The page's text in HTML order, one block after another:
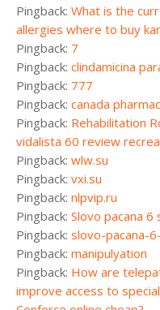
Pingback: What is the
allergies where to buy
Pingback: 7
Pingback: clindamicina
Pingback: 777
Pingback: canada
Pingback: Rehabilitation
vidalista 60 review
Pingback: wlw.su
Pingback: vxi.su
Pingback: nlpvip.ru
Pingback: Slovo pacana 6
Pingback: slovo-pacana-
Pingback: manipulyation
Pingback: How are
improve access to